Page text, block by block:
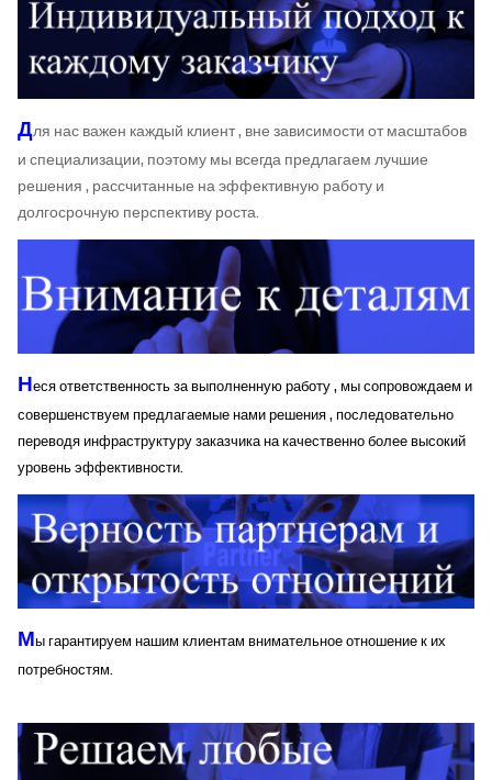
Для нас важен каждый клиент , вне зависимости от масштабов
и специализации, поэтому мы всегда предлагаем лучшие
решения , рассчитанные на эффективную работу и
долгосрочную перспективу роста.
Неся ответственность за выполненную работу , мы сопровождаем и
совершенствуем предлагаемые нами решения , последовательно
переводя инфраструктуру заказчика на качественно более высокий
уровень эффективности.
Мы гарантируем нашим клиентам внимательное отношение к их
потребностям.